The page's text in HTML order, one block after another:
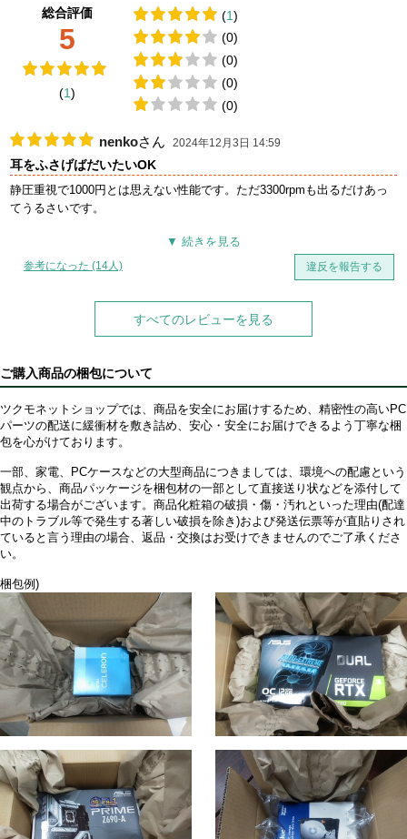
総合評価
5
(1)
(1)
(0)
(0)
(0)
(0)
nenkoさん 2024年12月3日 14:59
耳をふさげばだいたいOK
静圧重視で1000円とは思えない性能です。ただ3300rpmも出るだけあっ
てうるさいです。
参考になった (14人) 違反を報告する
すべてのレビューを見る
ご購入商品の梱包について
ツクモネットショップでは、商品を安全にお届けするため、精密性の高いPC
パーツの配送に緩衝材を敷き詰め、安心・安全にお届けできるよう丁寧な梱
包を心がけております。
一部、家電、PCケースなどの大型商品につきましては、環境への配慮という
観点から、商品パッケージを梱包材の一部として直接送り状などを添付して
出荷する場合がございます。商品化粧箱の破損・傷・汚れといった理由(配達
中のトラブル等で発生する著しい破損を除き)および発送伝票等が直貼りされ
ていると言う理由の場合、返品・交換はお受けできませんのでご了承くださ
い。
梱包例)